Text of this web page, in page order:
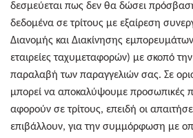
δεσμεύεται πως δεν θα δώσει
δεδομένα σε τρίτους με εξαίρεση
Διανομής και Διακίνησης
εταιρείες ταχυμεταφορών) με σκοπό
παραλαβή των παραγγελιών σας. Σε
μπορεί να αποκαλύψουμε προσωπικές
αφορούν σε τρίτους, επειδή οι
επιβάλλουν, για την συμμόρφωση με